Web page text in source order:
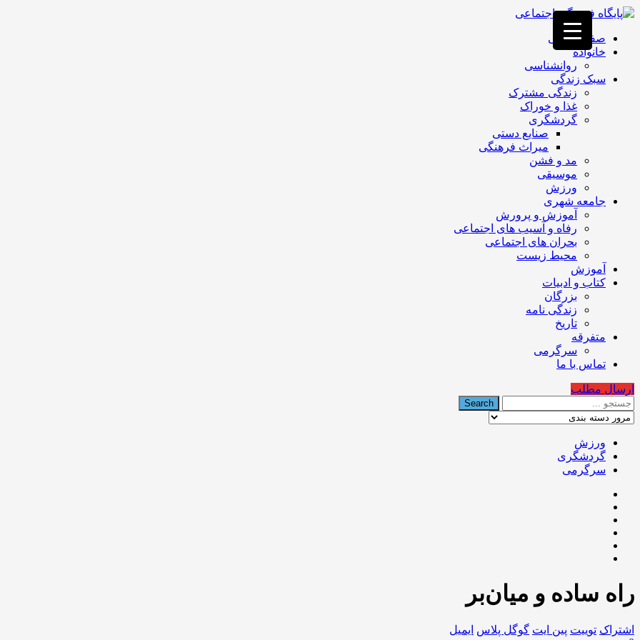
فصد
غرب
تهران
خشکشویی
تصفیه
تهران
صفحه اصلی
خانواده
روانشناسی
سبک زندگی
زندگی مشترک
غذا و خوراک
گردشگری
صنایع دستی
میراث فرهنگی
مد و فشن
موسیقی
ورزش
جامعه شهری
آموزش و پرورش
رفاه و آسیب های اجتماعی
بحران های اجتماعی
محیط زیست
آموزش
کتاب و ادبیات
بزرگان
زندگی نامه
تاریخ
متفرقه
سرگرمی
تماس با ما
ارسال مطلب
ورزش
گردشگری
سرگرمی
راه ساده و میان‌بر
اشتراک توییت پین ایت گوگل‌ پلاس ایمیل